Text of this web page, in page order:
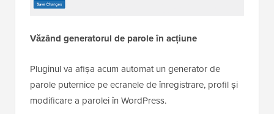
Văzând generatorul de parole în acțiune
Pluginul va afișa acum automat un generator de
parole puternice pe ecranele de înregistrare, profil și
modificare a parolei în WordPress.